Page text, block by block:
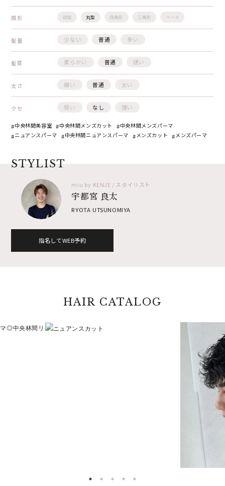
顔形 卵型 丸型 四角形 三角形 ベース
髪量 少ない 普通 多い
髪質 柔らかい 普通 硬い
太さ 細い 普通 太い
クセ 弱い なし 強い
中央林間美容室 中央林間メンズカット
中央林間メンズパーマ
ニュアンスパーマ
中央林間ニュアンスパーマ メンズカット メンズパーマ
STYLIST
miu by KENJE / スタイリスト
宇都宮 良太
RYOTA UTSUNOMIYA
指名してWEB予約
HAIR CATALOG